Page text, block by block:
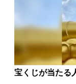
宝くじが当たる